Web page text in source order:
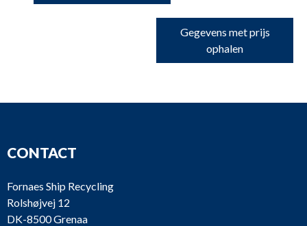
Gegevens met prijs
ophalen
CONTACT
Fornaes Ship Recycling
Rolshøjvej 12
DK-8500 Grenaa